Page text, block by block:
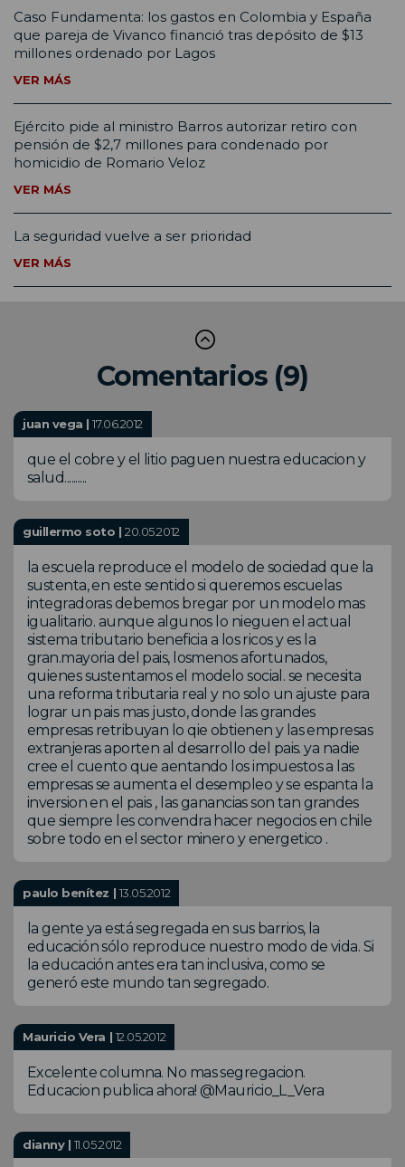
Caso Fundamenta: los gastos en Colombia y España
que pareja de Vivanco financió tras depósito de $13
millones ordenado por Lagos
VER MÁS
Ejército pide al ministro Barros autorizar retiro con
pensión de $2,7 millones para condenado por
homicidio de Romario Veloz
VER MÁS
La seguridad vuelve a ser prioridad
VER MÁS
Comentarios (9)
juan vega |17.06.2012
que el cobre y el litio paguen nuestra educacion y
salud..........
guillermo soto |20.05.2012
la escuela reproduce el modelo de sociedad que la
sustenta, en este sentido si queremos escuelas
integradoras debemos bregar por un modelo mas
igualitario. aunque algunos lo nieguen el actual
sistema tributario beneficia a los ricos y es la
gran.mayoria del pais, losmenos afortunados,
quienes sustentamos el modelo social. se necesita
una reforma tributaria real y no solo un ajuste para
lograr un pais mas justo, donde las grandes
empresas retribuyan lo qie obtienen y las empresas
extranjeras aporten al desarrollo del pais. ya nadie
cree el cuento que aentando los impuestos a las
empresas se aumenta el desempleo y se espanta la
inversion en el pais , las ganancias son tan grandes
que siempre les convendra hacer negocios en chile
sobre todo en el sector minero y energetico .
paulo benítez | 13.05.2012
la gente ya está segregada en sus barrios, la
educación sólo reproduce nuestro modo de vida. Si
la educación antes era tan inclusiva, como se
generó este mundo tan segregado.
Mauricio Vera | 12.05.2012
Excelente columna. No mas segregacion.
Educacion publica ahora! @Mauricio_L_Vera
dianny | 11.05.2012